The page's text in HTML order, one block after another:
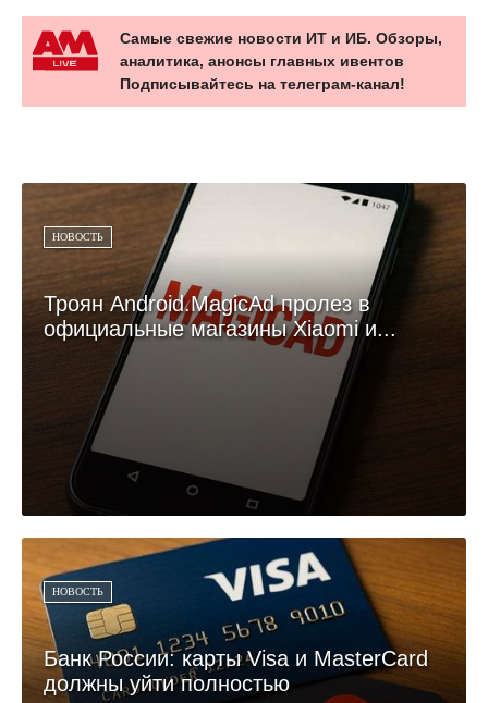
Самые свежие новости ИТ и ИБ. Обзоры,
аналитика, анонсы главных ивентов
Подписывайтесь на телеграм-канал!
НОВОСТЬ
Троян Android.MagicAd пролез в
официальные магазины Xiaomi и...
НОВОСТЬ
Банк России: карты Visa и MasterCard
должны уйти полностью